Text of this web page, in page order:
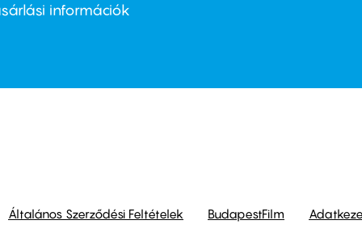
információk
Általános Szerződési Feltételek BudapestFilm